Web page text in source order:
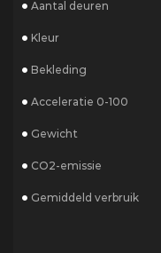
Aantal deuren
Kleur
Bekleding
Acceleratie 0-100
Gewicht
CO2-emissie
Gemiddeld verbruik